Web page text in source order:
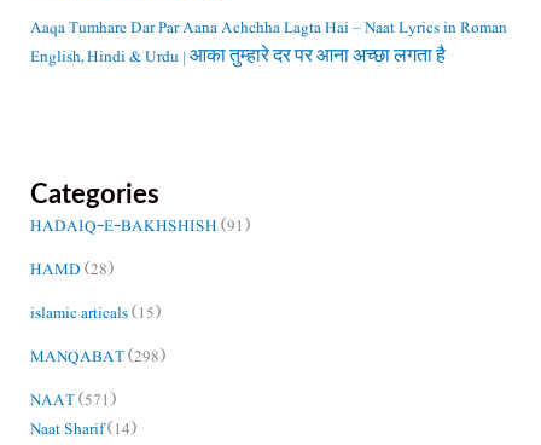
Aaqa Tumhare Dar Par Aana Achchha Lagta Hai – Naat Lyrics in Roman
English, Hindi & Urdu | आका तुम्हारे दर पर आना अच्छा लगता है
Categories
HADAIQ-E-BAKHSHISH(91)
HAMD(28)
islamic articals(15)
MANQABAT(298)
NAAT(571)
Naat Sharif(14)